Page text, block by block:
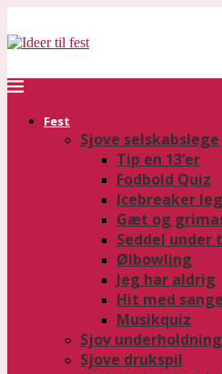
Fest
Sjove selskabslege
Tip en 13’er
Fodbold Quiz
Icebreaker
Gæt og
Seddel under
Ølbowling
Jeg har aldrig
Hit med
Musikquiz
Sjov
Sjove drukspil